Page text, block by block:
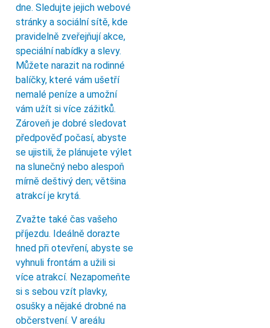
dne. Sledujte jejich webové
stránky a sociální sítě, kde
pravidelně zveřejňují akce,
speciální nabídky a slevy.
Můžete narazit na rodinné
balíčky, které vám ušetří
nemalé peníze a umožní
vám užít si více zážitků.
Zároveň je dobré sledovat
předpověď počasí, abyste
se ujistili, že plánujete výlet
na slunečný nebo alespoň
mírně deštivý den; většina
atrakcí je krytá.
Zvažte také čas vašeho
příjezdu. Ideálně dorazte
hned při otevření, abyste se
vyhnuli frontám a užili si
více atrakcí. Nezapomeňte
si s sebou vzít plavky,
osušky a nějaké drobné na
občerstvení. V areálu